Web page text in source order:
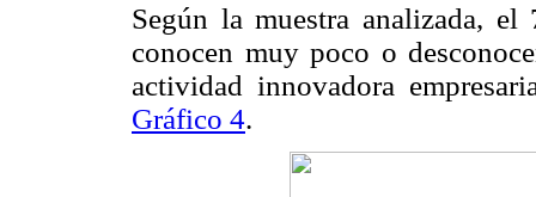
Según la muestra analizada,
conocen muy poco o
actividad innovadora
Gráfico 4.